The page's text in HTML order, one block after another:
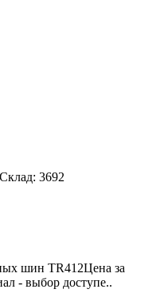
Склад: 3692
шин TR412Цена за
- выбор доступе..